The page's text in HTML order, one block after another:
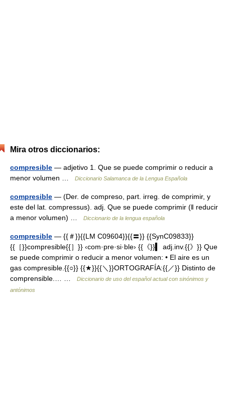
Mira otros diccionarios:
compresible — adjetivo 1. Que se puede comprimir o reducir a
menor volumen …
Diccionario Salamanca de la Lengua Española
compresible — (Der. de compreso, part. irreg. de comprimir, y
este del lat. compressus). adj. Que se puede comprimir (ǁ reducir
a menor volumen) …
Diccionario de la lengua española
compresible — {{＃}}{{LM C09604}}{{〓}} {{SynC09833}}
{{［}}compresible{{］}} ‹com·pre·si·ble› {{《}}▍ adj.inv.{{》}} Que
se puede comprimir o reducir a menor volumen: • El aire es un
gas compresible.{{○}} {{★}}{{＼}}ORTOGRAFÍA:{{／}} Distinto de
comprensible.… …
Diccionario de uso del español actual con sinónimos y
antónimos